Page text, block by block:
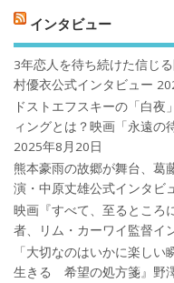
インタビュー
3年恋人を待ち続けた信じ
村優衣公式インタビュー
ドストエフスキーの「白
ィングとは？映画「永遠の
2025年8月20日
熊本豪雨の故郷が舞台、葛
演・中原丈雄公式インタビ
映画『すべて、至るところ
者、リム・カーワイ監督イ
「大切なのはいかに楽し
生きる 希望の処方箋』野